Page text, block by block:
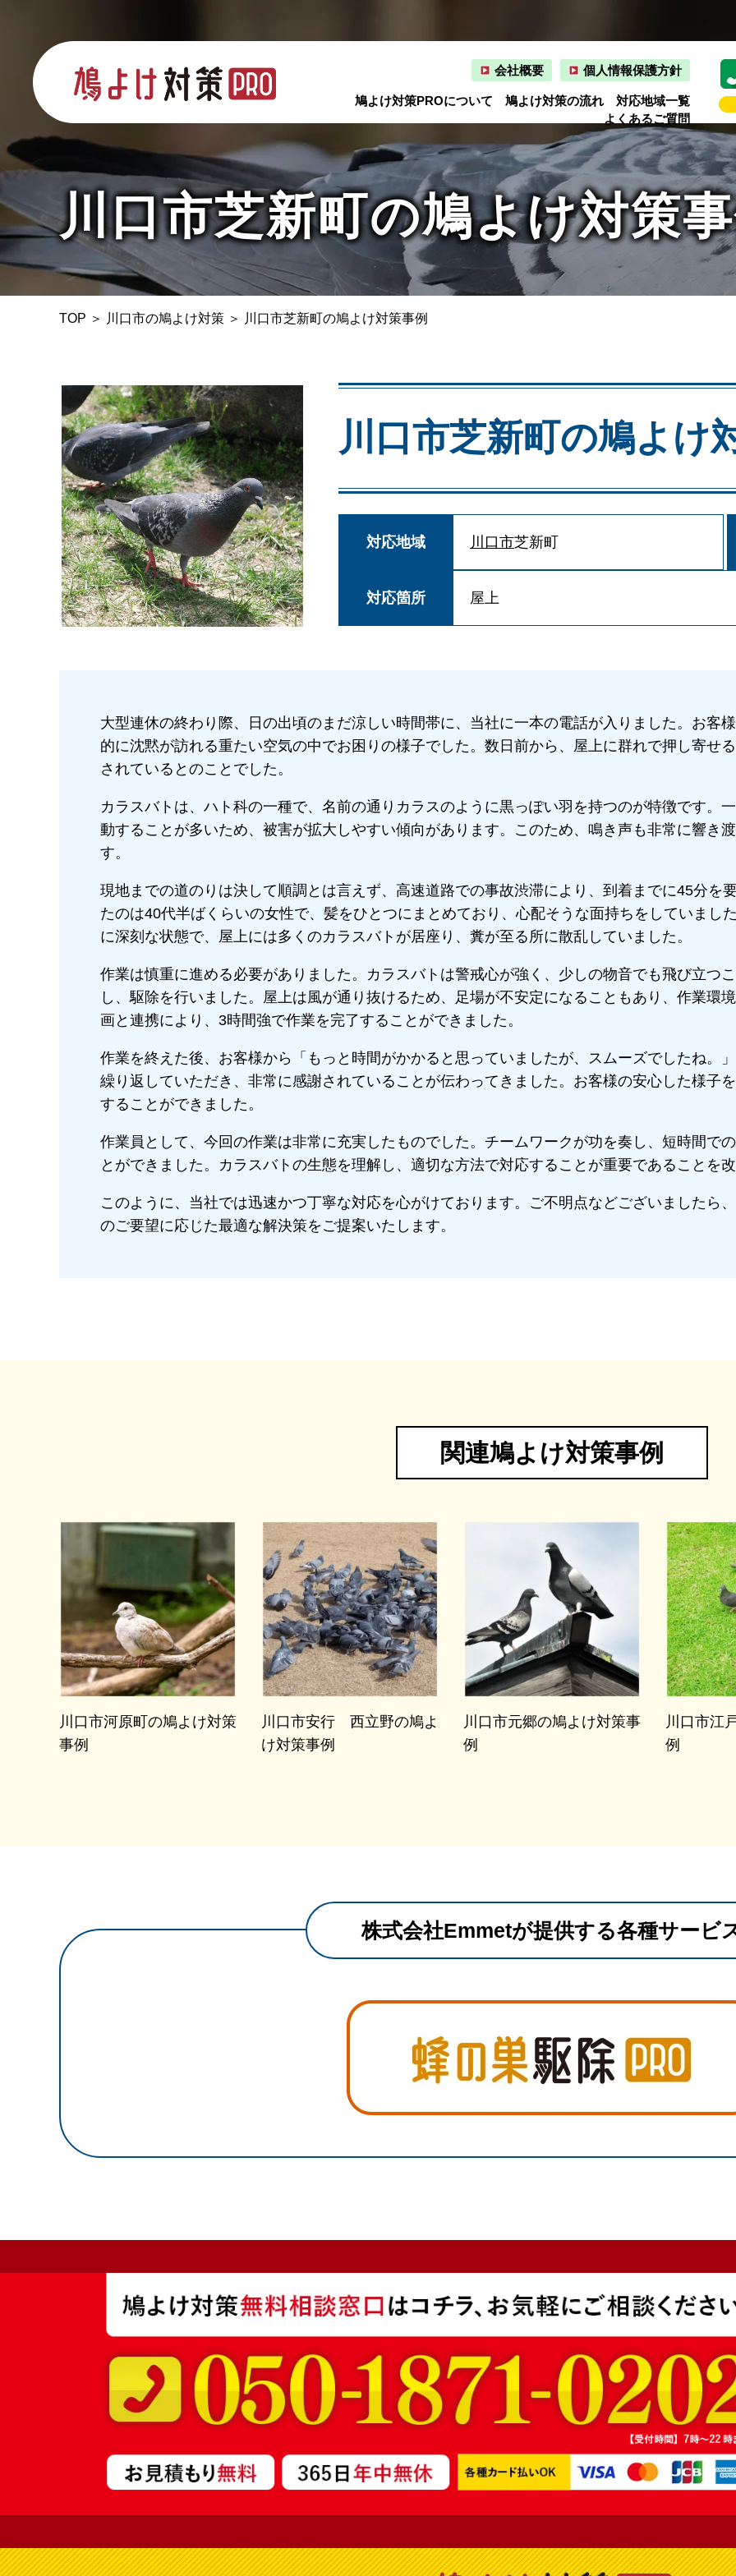
会社概要 個人情報保護方針
鳩よけ対策PROについて 鳩よけ対策の流れ
対応地域一覧
よくあるご質問
川口市芝新町の鳩よけ対策
TOP ＞ 川口市の鳩よけ対策 ＞ 川口市芝新町の鳩よけ対策事例
川口市芝新町の鳩よけ
対応地域 川口市芝新町
対応箇所 屋上
大型連休の終わり際、日の出頃のまだ涼しい時間帯に、当社に一本の電話が入りました。お客
的に沈黙が訪れる重たい空気の中でお困りの様子でした。数日前から、屋上に群れで押し寄せ
されているとのことでした。
カラスバトは、ハト科の一種で、名前の通りカラスのように黒っぽい羽を持つのが特徴です。
動することが多いため、被害が拡大しやすい傾向があります。このため、鳴き声も非常に響き
す。
現地までの道のりは決して順調とは言えず、高速道路での事故渋滞により、到着までに45分を
たのは40代半ばくらいの女性で、髪をひとつにまとめており、心配そうな面持ちをしていまし
に深刻な状態で、屋上には多くのカラスバトが居座り、糞が至る所に散乱していました。
作業は慎重に進める必要がありました。カラスバトは警戒心が強く、少しの物音でも飛び立つ
し、駆除を行いました。屋上は風が通り抜けるため、足場が不安定になることもあり、作業環
画と連携により、3時間強で作業を完了することができました。
作業を終えた後、お客様から「もっと時間がかかると思っていましたが、スムーズでしたね。
繰り返していただき、非常に感謝されていることが伝わってきました。お客様の安心した様子
することができました。
作業員として、今回の作業は非常に充実したものでした。チームワークが功を奏し、短時間で
とができました。カラスバトの生態を理解し、適切な方法で対応することが重要であることを
このように、当社では迅速かつ丁寧な対応を心がけております。ご不明点などございましたら
のご要望に応じた最適な解決策をご提案いたします。
関連鳩よけ対策事例
川口市河原町の鳩よけ対策
事例
川口市安行 西立野の鳩よ
け対策事例
川口市元郷の鳩よけ対策事
例
川口市江
例
株式会社Emmetが提供する各種サービ